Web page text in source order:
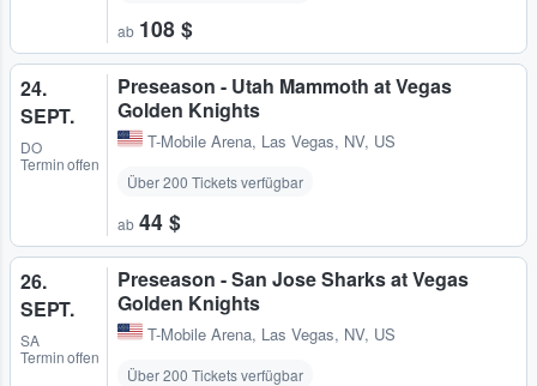
ab 108 $
24.
SEPT.
DO
Termin offen
Preseason - Utah Mammoth at Vegas
Golden Knights
T-Mobile Arena, Las Vegas, NV, US
Über 200 Tickets verfügbar
ab 44 $
26.
SEPT.
SA
Termin offen
Preseason - San Jose Sharks at Vegas
Golden Knights
T-Mobile Arena, Las Vegas, NV, US
Über 200 Tickets verfügbar